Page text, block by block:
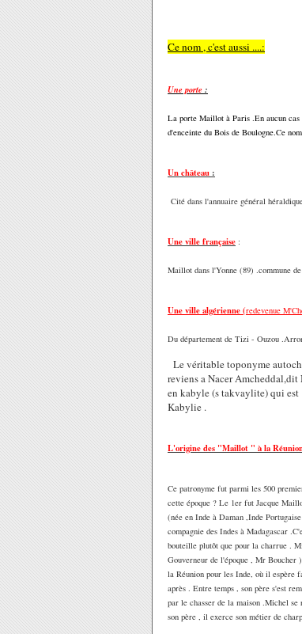
Ce nom , c'est aussi ....:
Une porte :
La porte Maillot à Paris .En aucun
d'enceinte du Bois de Boulogne.Ce
Un château :
Cité dans l'annuaire général
Une ville française :
Maillot dans l'Yonne (89) .commune
Une ville algérienne (redevenue
Du département de Tizi - Ouzou
Le véritable toponyme
reviens a Nacer
en kabyle (s takvaylite) qui
Kabylie .
L'origine des "Maillot " à la
Ce patronyme fut parmi les 500
cette époque ? Le 1er fut Jacque
(née en Inde à Daman ,Inde
compagnie des Indes à Madagascar
bouteille plutôt que pour la charrue .
Gouverneur de l'époque , Mr Boucher
la Réunion pour les Inde, où il espère
après . Entre temps , son père s'est
par le chasser de la maison .Michel
son père , il exerce son métier de